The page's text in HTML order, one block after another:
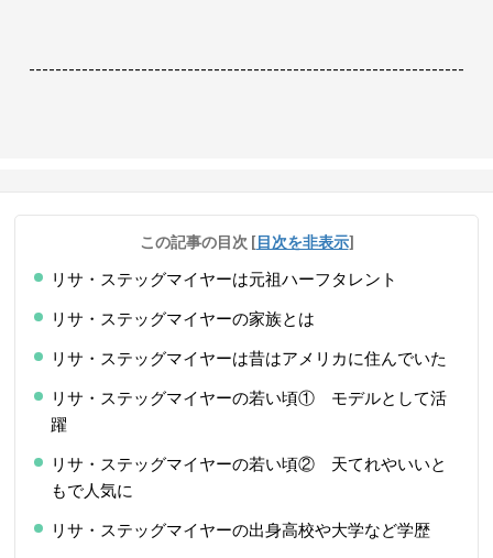
------------------------------------------------------------------
この記事の目次 [目次を非表示]
リサ・ステッグマイヤーは元祖ハーフタレント
リサ・ステッグマイヤーの家族とは
リサ・ステッグマイヤーは昔はアメリカに住んでいた
リサ・ステッグマイヤーの若い頃① モデルとして活
躍
リサ・ステッグマイヤーの若い頃② 天てれやいいと
もで人気に
リサ・ステッグマイヤーの出身高校や大学など学歴